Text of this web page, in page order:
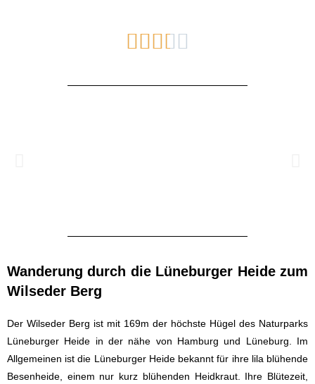

Wanderung durch die Lüneburger Heide zum
Wilseder Berg
Der Wilseder Berg ist mit 169m der höchste Hügel des Naturparks
Lüneburger Heide in der nähe von Hamburg und Lüneburg. Im
Allgemeinen ist die Lüneburger Heide bekannt für ihre lila blühende
Besenheide, einem nur kurz blühenden Heidkraut. Ihre Blütezeit,